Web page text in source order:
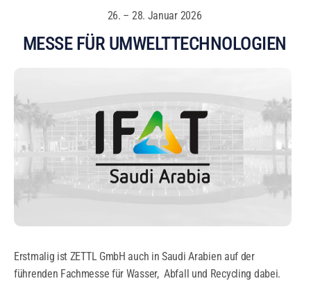
26. – 28. Januar 2026
MESSE FÜR UMWELTTECHNOLOGIEN
Erstmalig ist ZETTL GmbH auch in Saudi Arabien auf der
führenden Fachmesse für Wasser, Abfall und Recycling dabei.